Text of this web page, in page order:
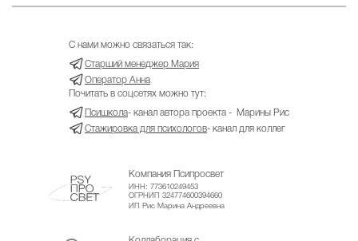
С нами можно связаться так:
Старший менеджер Мария
Оператор Анна
Почитать в соцсетях можно тут:
Псишкола- канал автора проекта - Марины Рис
Стажировка для психологов- канал для коллег
Компания Псипросвет
ИНН: 773610249453
ОГРНИП 324774600394660
ИП Рис Марина Андреевна